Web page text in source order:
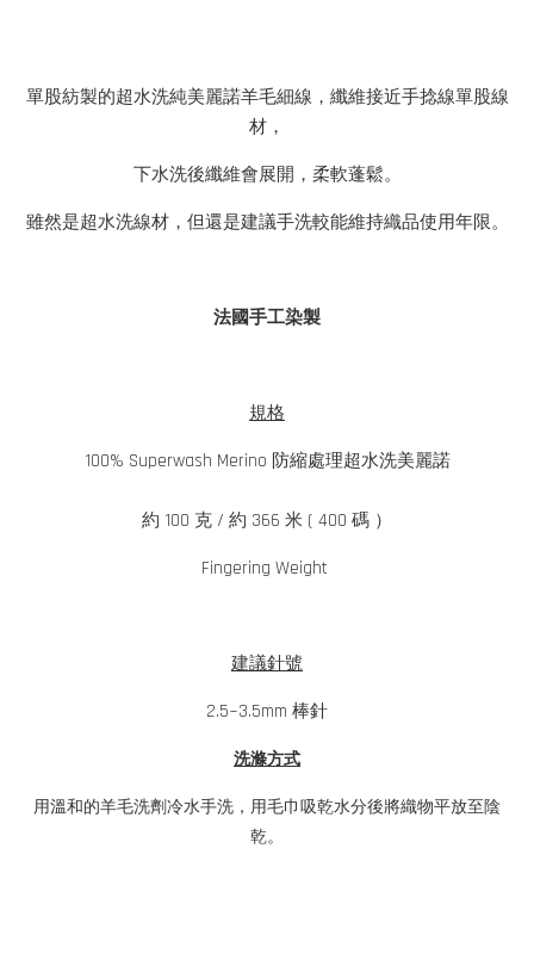
單股紡製的超水洗純美麗諾羊毛細線，纖維接近手捻線單股線
材，
下水洗後纖維會展開，柔軟蓬鬆。
雖然是超水洗線材，但還是建議手洗較能維持織品使用年限。
法國手工染製
規格
100% Superwash Merino 防縮處理超水洗美麗諾
約 100 克 / 約 366 米 ( 400 碼 ）
Fingering Weight
建議針號
2.5~3.5mm 棒針
洗滌方式
用溫和的羊毛洗劑冷水手洗，用毛巾吸乾水分後將織物平放至陰
乾。